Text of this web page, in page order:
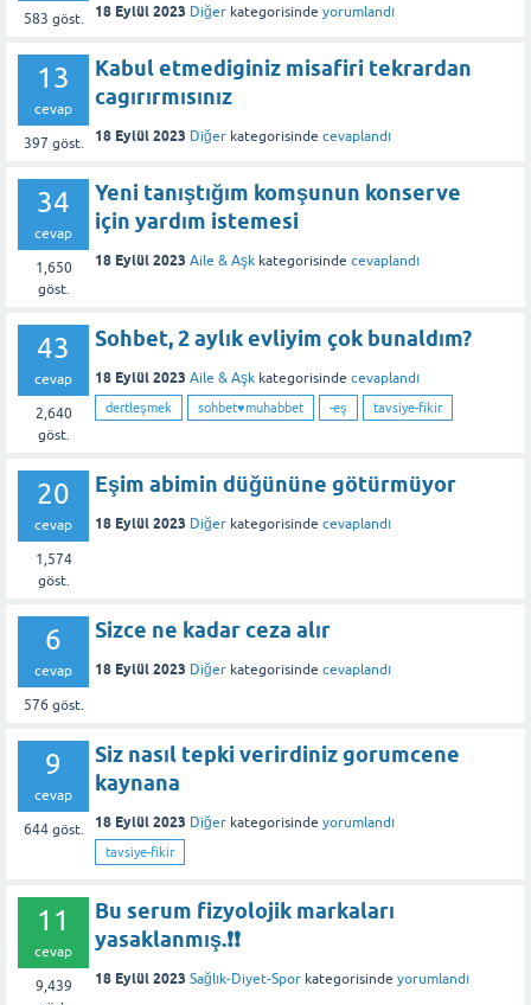
583 göst. 18 Eylül 2023 Diğer kategorisinde yorumlandı
13
cevap
397 göst.
Kabul etmediginiz misafiri tekrardan
cagırırmısınız
18 Eylül 2023 Diğer kategorisinde cevaplandı
34
cevap
1,650
göst.
Yeni tanıştığım komşunun konserve
için yardım istemesi
18 Eylül 2023 Aile & Aşk kategorisinde cevaplandı
43
cevap
2,640
göst.
Sohbet, 2 aylık evliyim çok bunaldım?
18 Eylül 2023 Aile & Aşk kategorisinde cevaplandı
dertleşmek sohbet♥️muhabbet -eş tavsiye-fikir
20
cevap
1,574
göst.
Eşim abimin düğününe götürmüyor
18 Eylül 2023 Diğer kategorisinde cevaplandı
6
cevap
576 göst.
Sizce ne kadar ceza alır
18 Eylül 2023 Diğer kategorisinde cevaplandı
9
cevap
644göst.
Siz nasıl tepki verirdiniz gorumcene
kaynana
18 Eylül 2023 Diğer kategorisinde yorumlandı
tavsiye-fikir
11
cevap
9,439
Bu serum fizyolojik markaları
yasaklanmış.❗❗
18 Eylül 2023 Sağlık-Diyet-Spor kategorisinde yorumlandı